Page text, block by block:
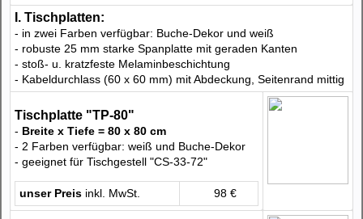
I. Tischplatten:
- in zwei Farben verfügbar: Buche-Dekor und weiß
- robuste 25 mm starke Spanplatte mit geraden Kanten
- stoß- u. kratzfeste Melaminbeschichtung
- Kabeldurchlass (60 x 60 mm) mit Abdeckung, Seitenrand mittig
Tischplatte "TP-80"
- Breite x Tiefe = 80 x 80 cm
- 2 Farben verfügbar: weiß und Buche-Dekor
- geeignet für Tischgestell "CS-33-72"
unser Preis inkl. MwSt. 98 €